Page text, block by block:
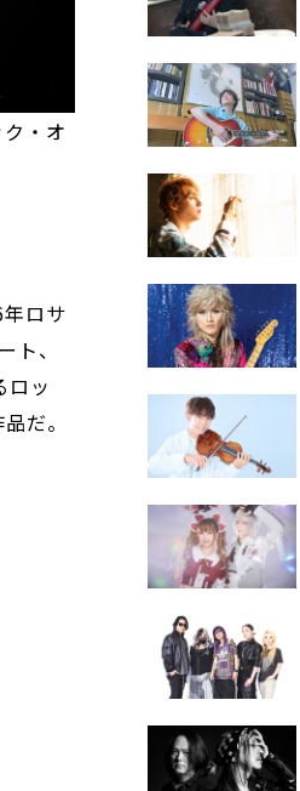
・オ
ロサ
ト、
ロッ
だ。